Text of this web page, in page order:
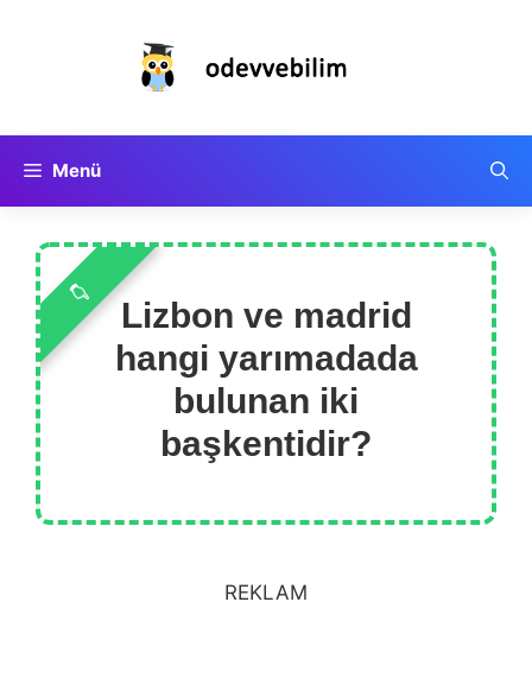
Menü
Lizbon ve madrid
hangi yarımadada
bulunan iki
başkentidir?
REKLAM